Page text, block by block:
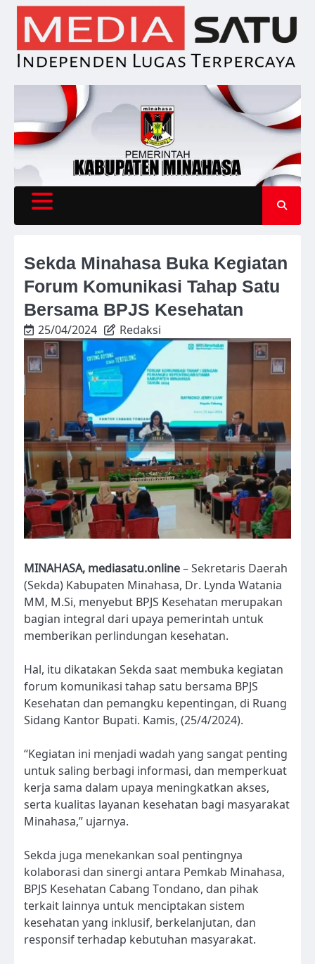
Skip
content
Sekda Minahasa Buka Kegiatan
Forum Komunikasi Tahap Satu
Bersama BPJS Kesehatan
25/04/2024 Redaksi
MINAHASA, mediasatu.online– Sekretaris Daerah
(Sekda) Kabupaten Minahasa, Dr. Lynda Watania
MM, M.Si, menyebut BPJS Kesehatan merupakan
bagian integral dari upaya pemerintah untuk
memberikan perlindungan kesehatan.
Hal, itu dikatakan Sekda saat membuka kegiatan
forum komunikasi tahap satu bersama BPJS
Kesehatan dan pemangku kepentingan, di Ruang
Sidang Kantor Bupati. Kamis, (25/4/2024).
“Kegiatan ini menjadi wadah yang sangat penting
untuk saling berbagi informasi, dan memperkuat
kerja sama dalam upaya meningkatkan akses,
serta kualitas layanan kesehatan bagi masyarakat
Minahasa,” ujarnya.
Sekda juga menekankan soal pentingnya
kolaborasi dan sinergi antara Pemkab Minahasa,
BPJS Kesehatan Cabang Tondano, dan pihak
terkait lainnya untuk menciptakan sistem
kesehatan yang inklusif, berkelanjutan, dan
responsif terhadap kebutuhan masyarakat.